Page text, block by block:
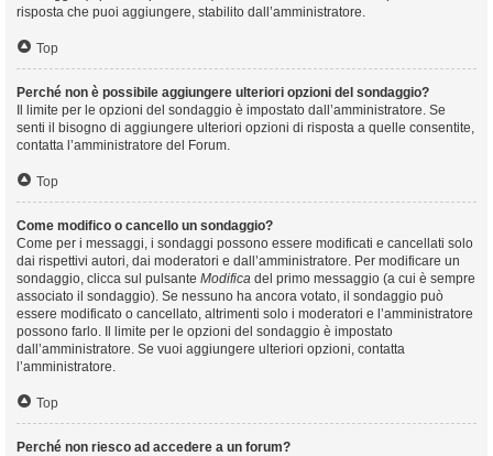
risposta che puoi aggiungere, stabilito dall’amministratore.
Top
Perché non è possibile aggiungere ulteriori opzioni del sondaggio?
Il limite per le opzioni del sondaggio è impostato dall’amministratore. Se
senti il bisogno di aggiungere ulteriori opzioni di risposta a quelle consentite,
contatta l’amministratore del Forum.
Top
Come modifico o cancello un sondaggio?
Come per i messaggi, i sondaggi possono essere modificati e cancellati solo
dai rispettivi autori, dai moderatori e dall’amministratore. Per modificare un
sondaggio, clicca sul pulsante Modifica del primo messaggio (a cui è sempre
associato il sondaggio). Se nessuno ha ancora votato, il sondaggio può
essere modificato o cancellato, altrimenti solo i moderatori e l’amministratore
possono farlo. Il limite per le opzioni del sondaggio è impostato
dall’amministratore. Se vuoi aggiungere ulteriori opzioni, contatta
l’amministratore.
Top
Perché non riesco ad accedere a un forum?